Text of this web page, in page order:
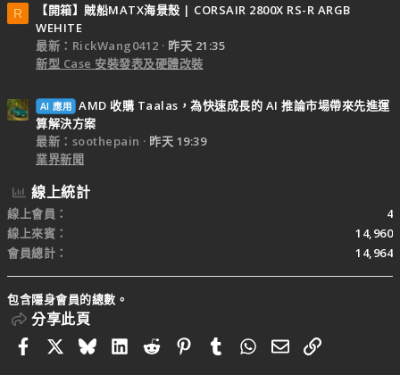
R
【開箱】賊船MATX海景殼 | CORSAIR 2800X RS-R ARGB
WEHITE
最新：RickWang0412
昨天 21:35
新型 Case 安裝發表及硬體改裝
AI 應用 AMD 收購 Taalas，為快速成長的 AI 推論市場帶來先進運
算解決方案
最新：soothepain
昨天 19:39
業界新聞
線上統計
線上會員
4
線上來賓
14,960
會員總計
14,964
包含隱身會員的總數。
分享此頁
FacebookBlueskyLinkedIn
RedditPinterestTumblrWhatsApp
電子郵件
連結